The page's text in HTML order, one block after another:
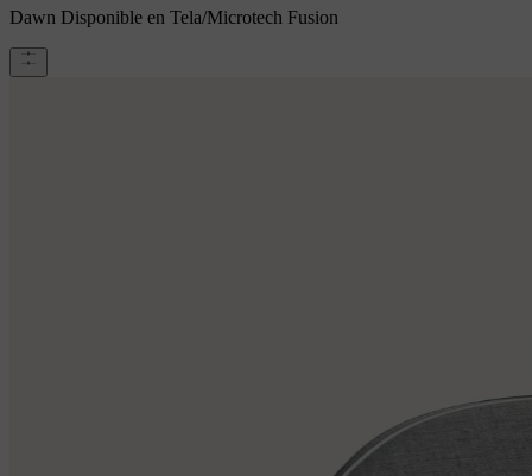
Dawn Disponible en Tela/Microtech Fusion